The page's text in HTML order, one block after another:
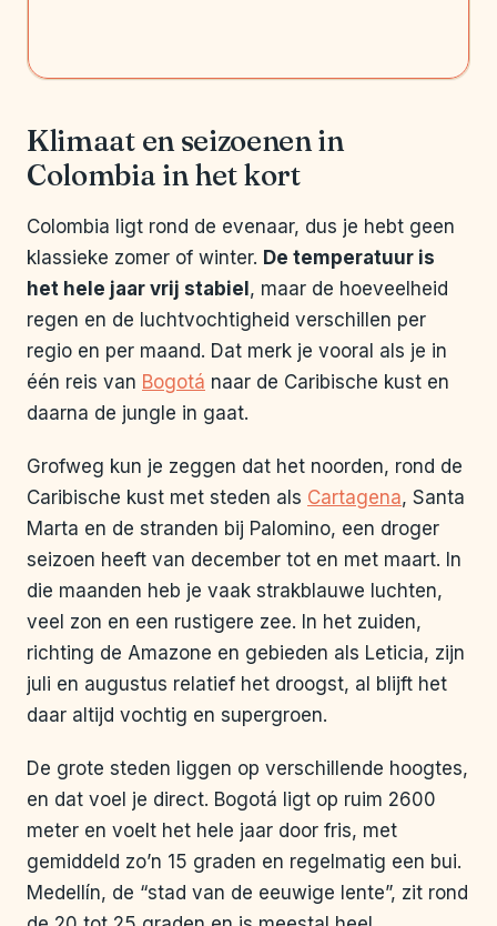
Klimaat en seizoenen in
Colombia in het kort
Colombia ligt rond de evenaar, dus je hebt geen
klassieke zomer of winter. De temperatuur is
het hele jaar vrij stabiel , maar de hoeveelheid
regen en de luchtvochtigheid verschillen per
regio en per maand. Dat merk je vooral als je in
één reis van Bogotá naar de Caribische kust en
daarna de jungle in gaat.
Grofweg kun je zeggen dat het noorden, rond de
Caribische kust met steden als Cartagena, Santa
Marta en de stranden bij Palomino, een droger
seizoen heeft van december tot en met maart. In
die maanden heb je vaak strakblauwe luchten,
veel zon en een rustigere zee. In het zuiden,
richting de Amazone en gebieden als Leticia, zijn
juli en augustus relatief het droogst, al blijft het
daar altijd vochtig en supergroen.
De grote steden liggen op verschillende hoogtes,
en dat voel je direct. Bogotá ligt op ruim 2600
meter en voelt het hele jaar door fris, met
gemiddeld zo’n 15 graden en regelmatig een bui.
Medellín, de “stad van de eeuwige lente”, zit rond